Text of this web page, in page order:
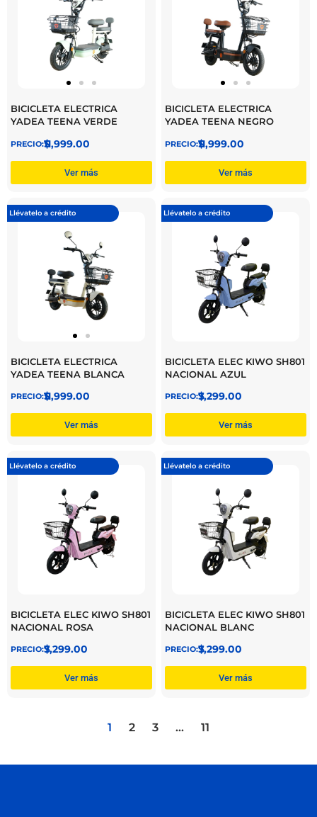
BICICLETA ELECTRICA
YADEA TEENA VERDE
$
11,999.00
Ver más
BICICLETA ELECTRICA
YADEA TEENA NEGRO
$
11,999.00
Ver más
Llévatelo a crédito
BICICLETA ELECTRICA
YADEA TEENA BLANCA
$
11,999.00
Ver más
Llévatelo a crédito
BICICLETA ELEC KIWO SH801
NACIONAL AZUL
$
7,299.00
Ver más
Llévatelo a crédito
BICICLETA ELEC KIWO SH801
NACIONAL ROSA
$
7,299.00
Ver más
Llévatelo a crédito
BICICLETA ELEC KIWO SH801
NACIONAL BLANC
$
7,299.00
Ver más
1 2 3 … 11